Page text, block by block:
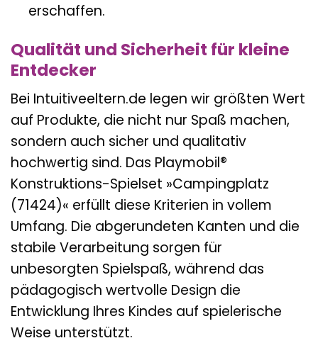
erschaffen.
Qualität und Sicherheit für kleine
Entdecker
Bei Intuitiveeltern.de legen wir größten Wert
auf Produkte, die nicht nur Spaß machen,
sondern auch sicher und qualitativ
hochwertig sind. Das Playmobil®
Konstruktions-Spielset »Campingplatz
(71424)« erfüllt diese Kriterien in vollem
Umfang. Die abgerundeten Kanten und die
stabile Verarbeitung sorgen für
unbesorgten Spielspaß, während das
pädagogisch wertvolle Design die
Entwicklung Ihres Kindes auf spielerische
Weise unterstützt.